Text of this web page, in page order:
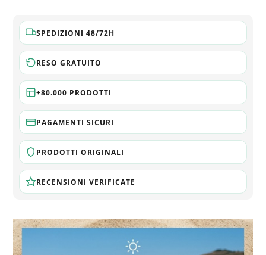
SPEDIZIONI 48/72H
RESO GRATUITO
+80.000 PRODOTTI
PAGAMENTI SICURI
PRODOTTI ORIGINALI
RECENSIONI VERIFICATE